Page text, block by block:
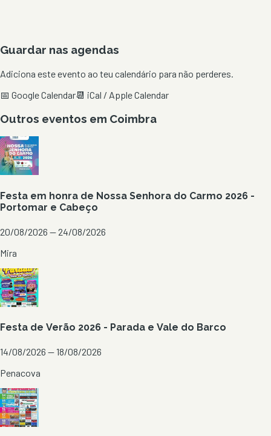
Guardar nas agendas
Adiciona este evento ao teu calendário para não perderes.
📅 Google Calendar📆 iCal / Apple Calendar
Outros eventos em Coimbra
Festa em honra de Nossa Senhora do Carmo 2026 -
Portomar e Cabeço
20/08/2026 — 24/08/2026
Mira
Festa de Verão 2026 - Parada e Vale do Barco
14/08/2026 — 18/08/2026
Penacova